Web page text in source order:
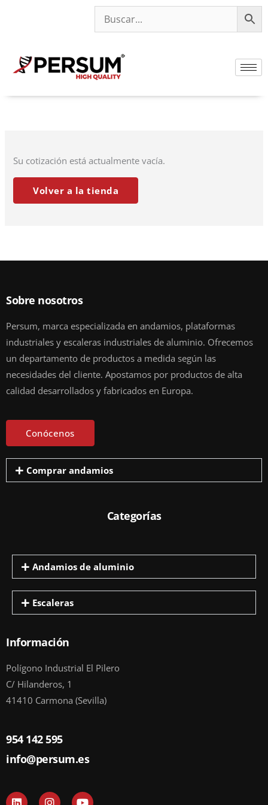
Su cotización está actualmente vacía.
Volver a la tienda
Sobre nosotros
Persum, marca especializada en andamios, plataformas
industriales y escaleras industriales de aluminio. Ofrecemos
un departamento de productos a medida según las
necesidades del cliente. Apostamos por productos de alta
calidad desarrollados y fabricados en Europa.
Conócenos
Comprar andamios
Categorías
Andamios de aluminio
Escaleras
Información
Polígono Industrial El Pilero
C/ Hilanderos, 1
41410 Carmona (Sevilla)
954 142 595
info@persum.es
L I Y